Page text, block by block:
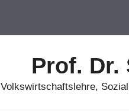
Prof. Dr.
Volkswirtschaftslehre,